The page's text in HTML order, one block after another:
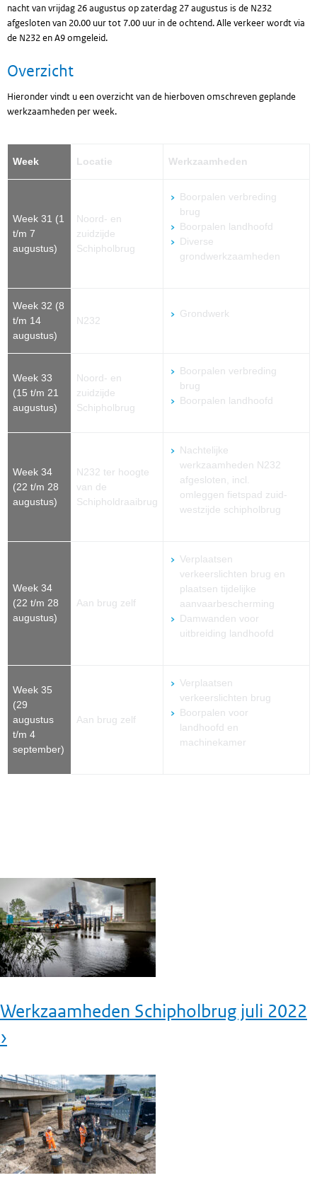
nacht van vrijdag 26 augustus op zaterdag 27 augustus is de N232
afgesloten van 20.00 uur tot 7.00 uur in de ochtend. Alle verkeer wordt via
de N232 en A9 omgeleid.
Overzicht
Hieronder vindt u een overzicht van de hierboven omschreven geplande
werkzaamheden per week.
Week Locatie Werkzaamheden
Week 31 (1
t/m 7
augustus)
Noord- en
zuidzijde
Schipholbrug
Boorpalen verbreding
brug
Boorpalen landhoofd
Diverse
grondwerkzaamheden
Week 32 (8
t/m 14
augustus)
N232
Grondwerk
Week 33
(15 t/m 21
augustus)
Noord- en
zuidzijde
Schipholbrug
Boorpalen verbreding
brug
Boorpalen landhoofd
Week 34
(22 t/m 28
augustus)
N232 ter hoogte
van de
Schipholdraaibrug
Nachtelijke
werkzaamheden N232
afgesloten, incl.
omleggen fietspad zuid-
westzijde schipholbrug
Week 34
(22 t/m 28
augustus)
Aan brug zelf
Verplaatsen
verkeerslichten brug en
plaatsen tijdelijke
aanvaarbescherming
Damwanden voor
uitbreiding landhoofd
Week 35
(29
augustus
t/m 4
september)
Aan brug zelf
Verplaatsen
verkeerslichten brug
Boorpalen voor
landhoofd en
machinekamer
Werkzaamheden Schipholbrug juli 2022
›